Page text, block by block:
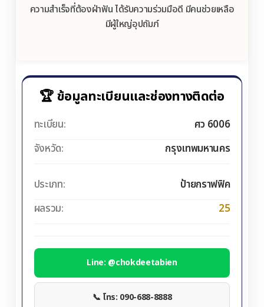
ความสำเร็จที่ต้องฝ่าฟัน ได้รับความร่วมมือดี มีคนช่วยเหลือ
มีผู้ใหญ่อุปถัมภ์
🏆 ข้อมูลทะเบียนและช่องทางติดต่อ
ทะเบียน:
ศว 6006
จังหวัด:
กรุงเทพมหานคร
ประเภท:
ป้ายกราฟฟิค
ผลรวม:
25
Line: @chokdeetabien
📞 โทร: 090-688-8888